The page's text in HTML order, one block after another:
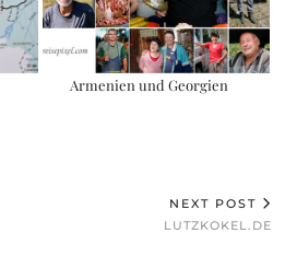
Armenien und Georgien
NEXT POST
LUTZKOKEL.DE